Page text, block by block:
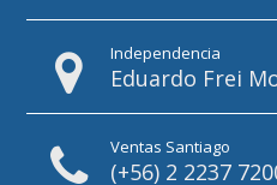
Independencia
Eduardo Frei
Ventas Santiago
(+56) 2 2237